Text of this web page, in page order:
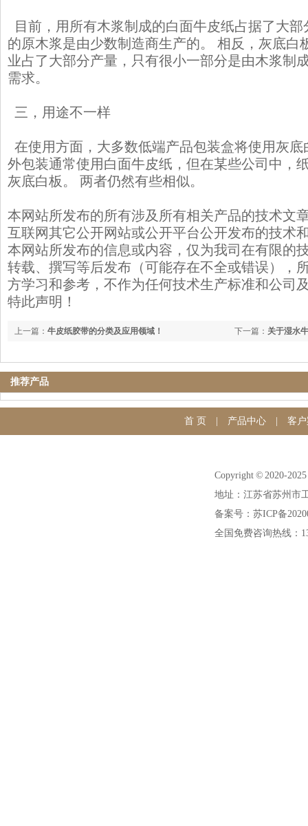
目前，用所有木浆制成的白面牛皮纸占据了大
的原木浆是由少数制造商生产的。 相反，灰底白
业占了大部分产量，只有很小一部分是由木浆制
需求。
三，用​​途不一样
在使用方面，大多数低端产品包装盒将使用灰
外包装通常使用白面牛皮纸，但在某些公司中，
灰底白板。 两者仍然有些相似。
本网站所发布的所有涉及所有相关产品的技术文
互联网其它公开网站或公开平台公开发布的技术
本网站所发布的信息或内容，仅为我司在有限的
转载、撰写等后发布（可能存在不全或错误），
方学习和参考，不作为任何技术生产标准和公司
特此声明！
下一篇： 关于湿水
上一篇： 牛皮纸胶带的分类及应用领域！
推荐产品
首 页 产品中心| 客
Copyright © 2020-
地址：江苏省苏州市
备案号：苏ICP备
全国免费咨询热线：